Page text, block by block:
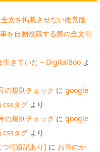
文を掲載させない改良版
を自動投稿する際の全文引
生きていた – DigitalBoo よ
の規則チェック に google
cssタグ より
の規則チェック に google
cssタグ より
つ!![追記あり] に お市のか